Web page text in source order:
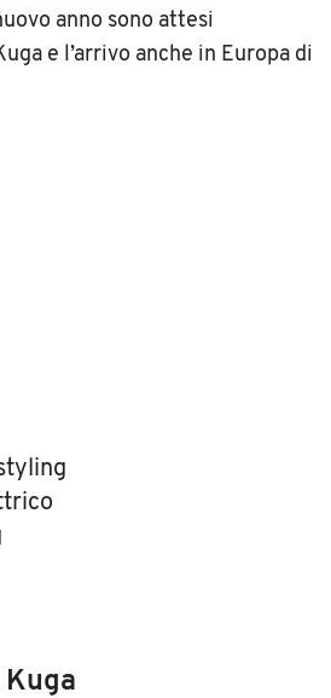
anno sono attesi
e l’arrivo anche in Europa di
Kuga